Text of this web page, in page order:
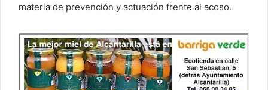
materia de prevención y actuación frente al acoso.